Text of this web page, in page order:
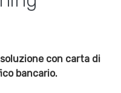
con carta di
bancario.